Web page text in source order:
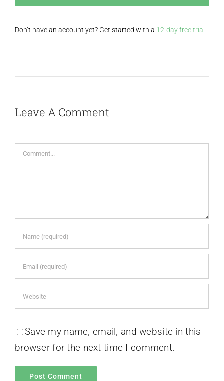
Don’t have an account yet? Get started with a 12-day free trial
Leave A Comment
Comment
Save my name, email, and website in this
browser for the next time I comment.